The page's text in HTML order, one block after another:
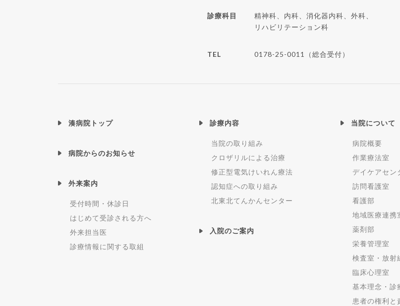
診療科目
精神科、内科、消化器内科、外科、
リハビリテーション科
TEL 0178-25-0011（総合受付）
湊病院トップ
病院からのお知らせ
外来案内
受付時間・休診日
はじめて受診される方へ
外来担当医
診療情報に関する取組
診療内容
当院の取り組み
クロザリルによる治療
修正型電気けいれん療法
認知症への取り組み
北東北てんかんセンター
入院のご案内
当院について
病院概要
作業療法室
デイケアセン
訪問看護室
看護部
地域医療連携
薬剤部
栄養管理室
検査室・放射
臨床心理室
基本理念・診
患者の権利と